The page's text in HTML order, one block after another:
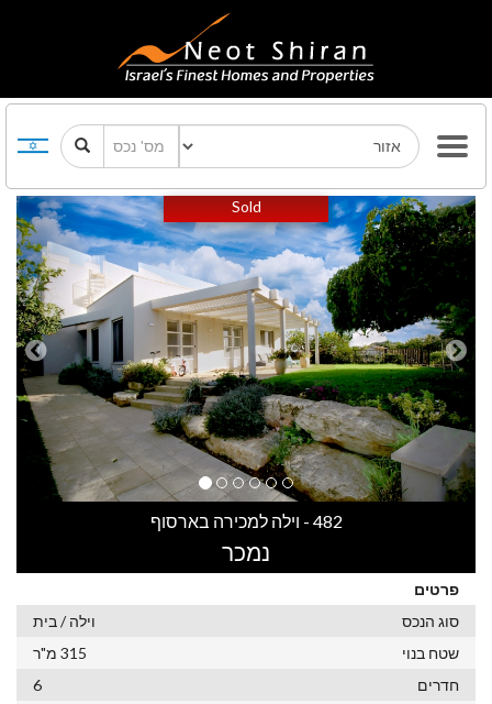
Sold
Previous Next
482 - וילה למכירה בארסוף
נמכר
פרטים
סוג הנכס
וילה / בית
שטח בנוי
315 מ"ר
חדרים
6